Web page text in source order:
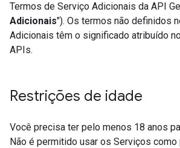
Termos de Serviço Adicionais da API
Adicionais"). Os termos não definidos
Adicionais têm o significado atribuído
APIs.
Restrições de idade
Você precisa ter pelo menos 18 anos
Não é permitido usar os Serviços